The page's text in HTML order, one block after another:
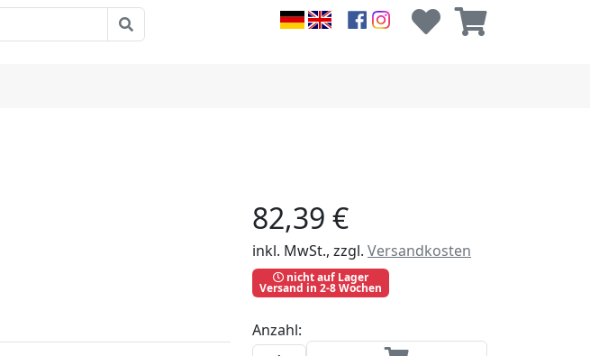
82,39 €
inkl. MwSt., zzgl. Versandkosten
nicht auf Lager
Versand in 2-8 Wochen
Anzahl: